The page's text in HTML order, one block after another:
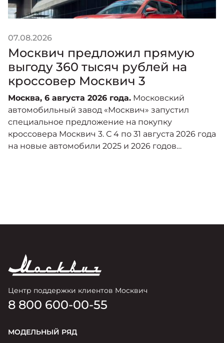
07.08.2026
Москвич предложил прямую
выгоду 360 тысяч рублей на
кроссовер Москвич 3
Москва, 6 августа 2026 года. Московский
автомобильный завод «Москвич» запустил
специальное предложение на покупку
кроссовера Москвич 3. С 4 по 31 августа 2026 года
на новые автомобили 2025 и 2026 годов
Центр поддержки клиентов Москвич
8 800 600-00-55
МОДЕЛЬНЫЙ РЯД